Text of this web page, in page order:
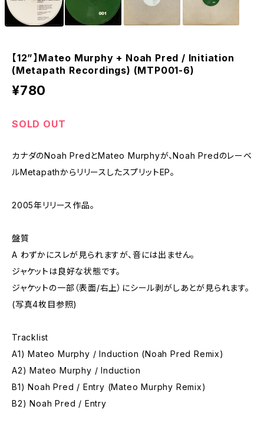
【12”】Mateo Murphy + Noah Pred / Initiation
(Metapath Recordings) (MTP001-6)
¥780
SOLD OUT
カナダのNoah PredとMateo Murphyが、Noah Predのレーベ
ルMetapathからリリースしたスプリットEP。
2005年リリース作品。
盤質
A わずかにスレが見られますが、音には出ません。
ジャケットは良好な状態です。
ジャケットの一部（表面/右上）にシール剥がしあとが見られます。
(写真4枚目参照)
Tracklist
A1) Mateo Murphy / Induction (Noah Pred Remix)
A2) Mateo Murphy / Induction
B1) Noah Pred / Entry (Mateo Murphy Remix)
B2) Noah Pred / Entry